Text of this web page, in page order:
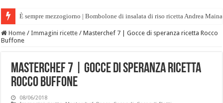
È sempre mezzogiorno | Bombolone di insalata di riso ricetta Andrea
Home / Immagini ricette / Masterchef 7 | Gocce di speranza ricetta Rocco
Buffone
Masterchef 7 | Gocce di speranza ricetta
Rocco Buffone
08/06/2018